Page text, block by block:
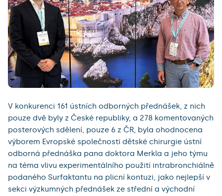
V konkurenci 161 ústních odborných přednášek, z nich
pouze dvě byly z České republiky, a 278 komentovaných
posterových sdělení, pouze 6 z ČR, byla ohodnocena
výborem Evropské společnosti dětské chirurgie ústní
odborná přednáška pana doktora Merkla a jeho týmu
na téma vlivu experimentálního použití intrabronchiálně
podaného Surfaktantu na plicní kontuzi, jako nejlepší v
sekci výzkumných přednášek ze střední a východní